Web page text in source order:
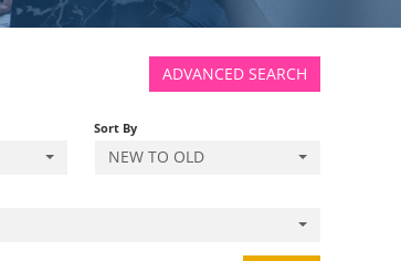
ADVANCED SEARCH
Sort By
NEW TO OLD